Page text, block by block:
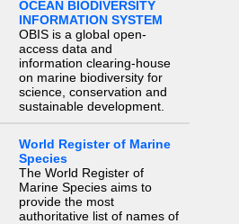
OCEAN BIODIVERSITY
INFORMATION SYSTEM
OBIS is a global open-
access data and
information clearing-house
on marine biodiversity for
science, conservation and
sustainable development.
World Register of Marine
Species
The World Register of
Marine Species aims to
provide the most
authoritative list of names of